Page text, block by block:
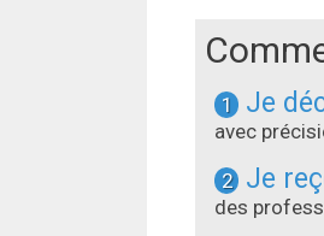
1 Je
avec
2 Je
des